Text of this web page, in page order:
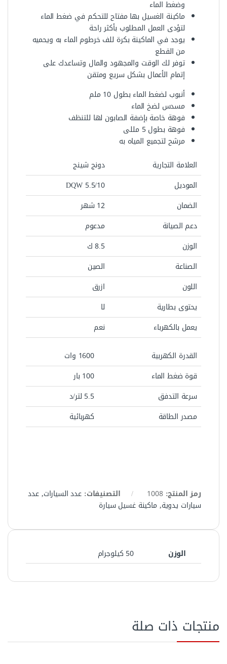
وضغط الماء
ماكينة الغسيل بها مفتاح للتحكم في ضغط الماء
لتؤدى العمل المطلوب بأكثر راحة
يوجد في الماكينة بكرة للف خرطوم الماء به ويحميه
من القطع
توفر لك الوقت والمجهود والمال وتساعدك على
إتمام الأعمال بشكل سريع ومتقن
أنبوب لضغط الماء بطول 10 ملم
مسدس لضخ الماء
فوهة خاصة بإضفة الصابون لها للتنظف
فوهة بطول 5 مللى
مرشح لتجميع المياه به
العلامة التجارية
دونج شينج
الموديل
DQW 5.5/10
الضمان
12 شهر
دعم الصيانة
مدعوم
الوزن
8.5 ك
الصناعة
الصين
اللون
ازرق
يحتوى بطارية
لا
يعمل بالكهرباء
نعم
القدرة الكهربية
1600 وات
قوة ضغط الماء
100 بار
سرعة التدفق
5.5 لتر/د
مصدر الطاقة
كهربائية
رمز المنتج:1008 التصنيفات: عدد السيارات,عدد
سيارات يدوية​, ماكينة غسيل سيارة
الوزن 50 كيلوجرام
منتجات ذات صلة